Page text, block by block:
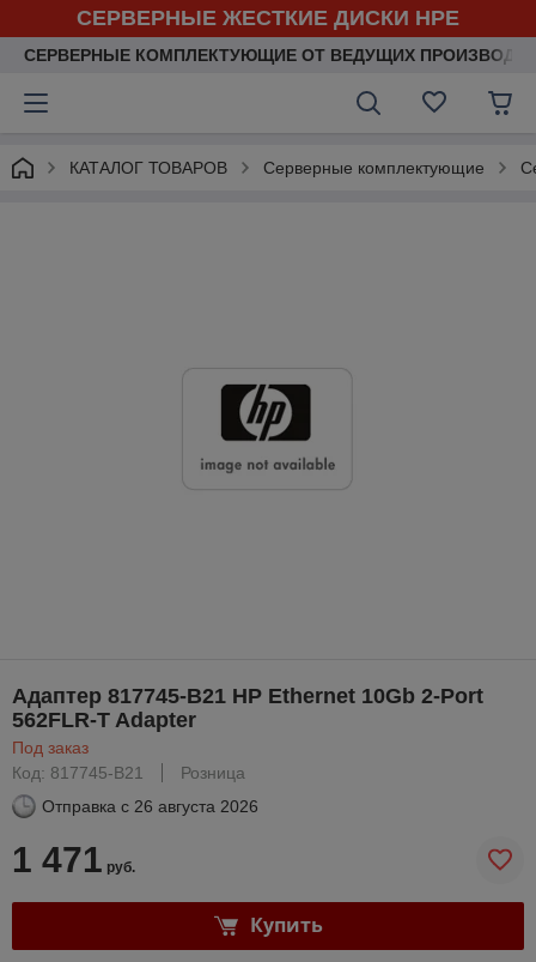
СЕРВЕРНЫЕ ЖЕСТКИЕ ДИСКИ HPE
СЕРВЕРНЫЕ КОМПЛЕКТУЮЩИЕ ОТ ВЕДУЩИХ
КАТАЛОГ ТОВАРОВ Серверные комплектующие
Адаптер 817745-B21 HP Ethernet 10Gb 2-Port
562FLR-T Adapter
Под заказ
Код: 817745-B21
Розница
Отправка с 26 августа 2026
1 471 руб.
Купить